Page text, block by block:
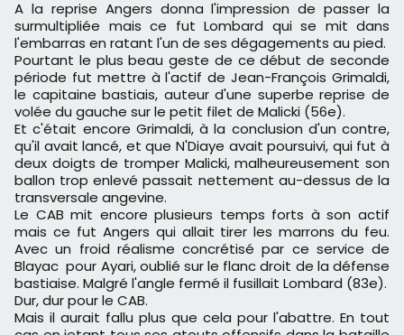
A la reprise Angers donna l'impression de passer la
surmultipliée mais ce fut Lombard qui se mit dans
l'embarras en ratant l'un de ses dégagements au pied.
Pourtant le plus beau geste de ce début de seconde
période fut mettre à l'actif de Jean-François Grimaldi,
le capitaine bastiais, auteur d'une superbe reprise de
volée du gauche sur le petit filet de Malicki (56e).
Et c'était encore Grimaldi, à la conclusion d'un contre,
qu'il avait lancé, et que N'Diaye avait poursuivi, qui fut à
deux doigts de tromper Malicki, malheureusement son
ballon trop enlevé passait nettement au-dessus de la
transversale angevine.
Le CAB mit encore plusieurs temps forts à son actif
mais ce fut Angers qui allait tirer les marrons du feu.
Avec un froid réalisme concrétisé par ce service de
Blayac pour Ayari, oublié sur le flanc droit de la défense
bastiaise. Malgré l'angle fermé il fusillait Lombard (83e).
Dur, dur pour le CAB.
Mais il aurait fallu plus que cela pour l'abattre. En tout